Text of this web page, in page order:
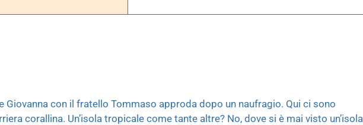
Giovanna con il fratello Tommaso approda dopo un naufragio. Qui ci sono
corallina. Un’isola tropicale come tante altre? No, dove si è mai visto un’isola